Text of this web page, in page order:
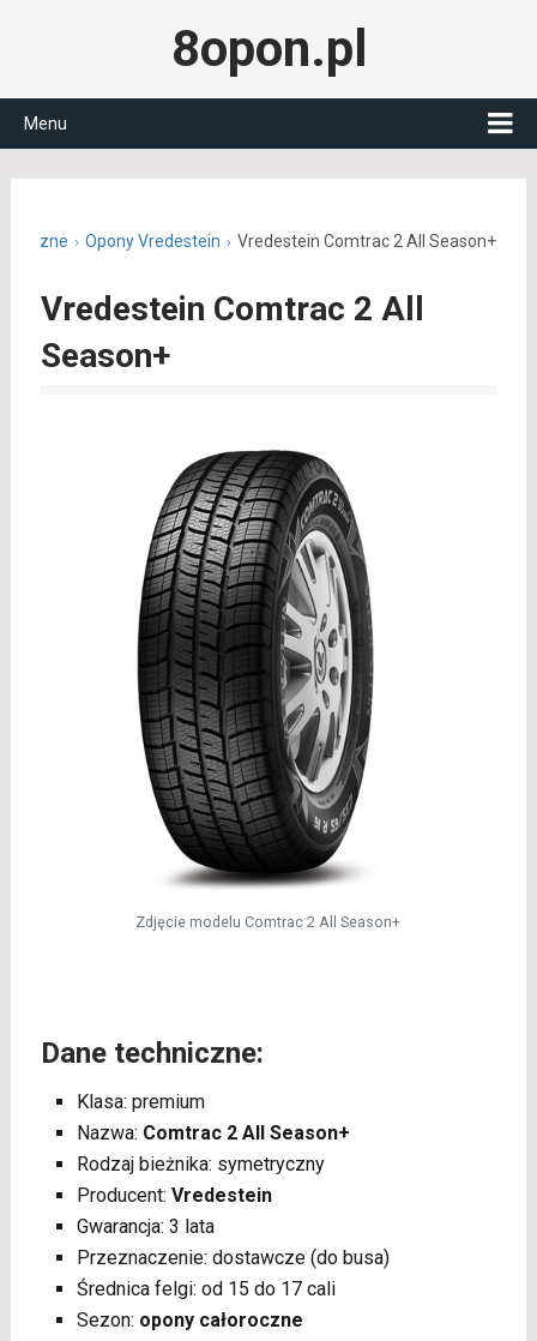
8opon.pl
Menu
Opony Vredestein Vredestein Comtrac 2 All Season+
Vredestein Comtrac 2 All
Season+
Zdjęcie modelu Comtrac 2 All Season+
Dane techniczne:
Klasa: premium
Nazwa: Comtrac 2 All Season+
Rodzaj bieżnika: symetryczny
Producent: Vredestein
Gwarancja: 3 lata
Przeznaczenie: dostawcze (do busa)
Średnica felgi: od 15 do 17 cali
Sezon: opony całoroczne